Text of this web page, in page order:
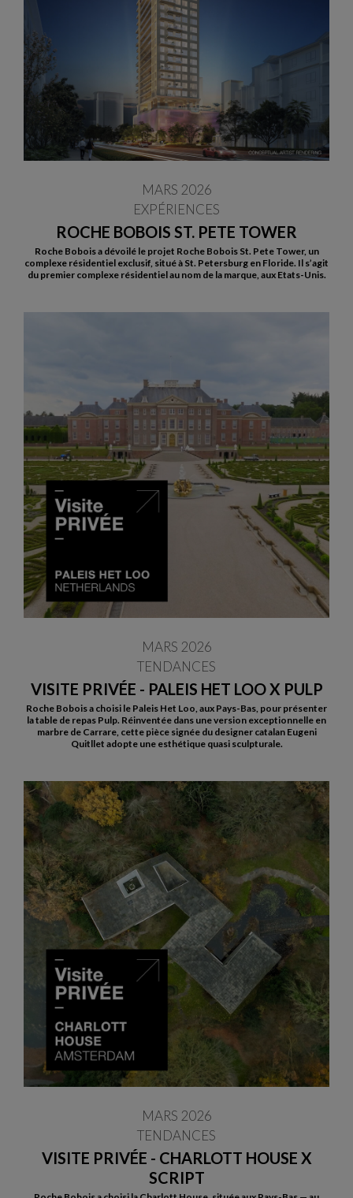
ROCHE BOBOIS ST. PETE TOWER
MARS 2026
EXPÉRIENCES
Roche Bobois a dévoilé le projet Roche Bobois St. Pete Tower, un
complexe résidentiel exclusif, situé à St. Petersburg en Floride. Il s’agit
du premier complexe résidentiel au nom de la marque, aux Etats-Unis.
VISITE PRIVÉE - PALEIS HET LOO X PULP
MARS 2026
TENDANCES
Roche Bobois a choisi le Paleis Het Loo, aux Pays-Bas, pour présenter
la table de repas Pulp. Réinventée dans une version exceptionnelle en
marbre de Carrare, cette pièce signée du designer catalan Eugeni
Quitllet adopte une esthétique quasi sculpturale.
VISITE PRIVÉE - CHARLOTT HOUSE X
SCRIPT
MARS 2026
TENDANCES